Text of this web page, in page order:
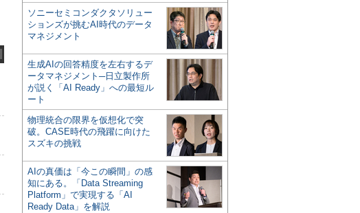
ソニーセミコンダクタソリュー
ションズが挑むAI時代のデータ
マネジメント
生成AIの回答精度を左右するデ
ータマネジメント─日立製作所
が説く「AI Ready」への最短ル
ート
物理統合の限界を仮想化で突
破。CASE時代の飛躍に向けた
スズキの挑戦
AIの真価は「今この瞬間」の感
知にある。「Data Streaming
Platform」で実現する「AI
Ready Data」を解説